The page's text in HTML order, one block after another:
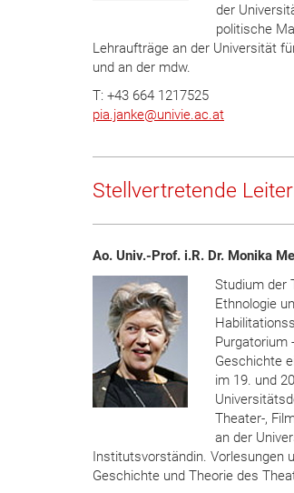
der
politische
Lehraufträge an der Universität
und an der mdw.
T: +43 664 1217525
pia.janke@univie.ac.at
Stellvertretende
Ao. Univ.-Prof. i.R. Dr. Monika
Studium der
Ethnologie
Purgatorium
Geschichte
im 19. und
Theater-,
an der
Institutsvorständin. Vorlesungen
Geschichte und Theorie des